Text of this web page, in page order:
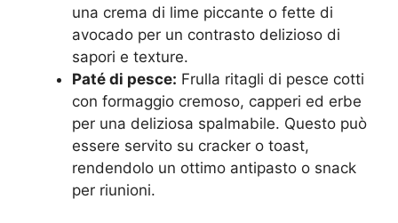
una crema di lime piccante o fette di
avocado per un contrasto delizioso di
sapori e texture.
Paté di pesce: Frulla ritagli di pesce cotti
con formaggio cremoso, capperi ed erbe
per una deliziosa spalmabile. Questo può
essere servito su cracker o toast,
rendendolo un ottimo antipasto o snack
per riunioni.